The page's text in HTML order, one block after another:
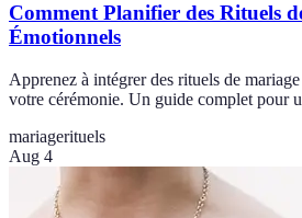
Comment Planifier des Rituels
Émotionnels
Apprenez à intégrer des rituels de
votre cérémonie. Un guide complet pour
mariagerituels
Aug 4